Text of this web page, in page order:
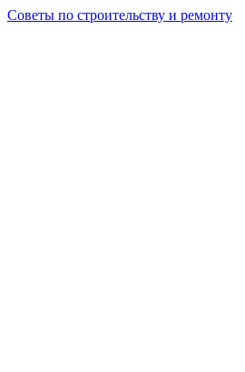
Советы по строительству и ремонту